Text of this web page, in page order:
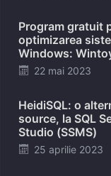
Program gratuit
optimizarea
Windows:
Posted
22 mai 2023
HeidiSQL: o
source, la SQL
Studio (SSMS)
Posted
25 aprilie 2023